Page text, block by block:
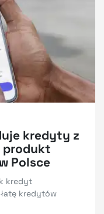
kredyty z
produkt
Polsce
kredyt
kredytów